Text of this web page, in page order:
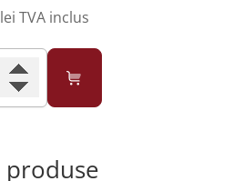
lei TVA inclus
produse